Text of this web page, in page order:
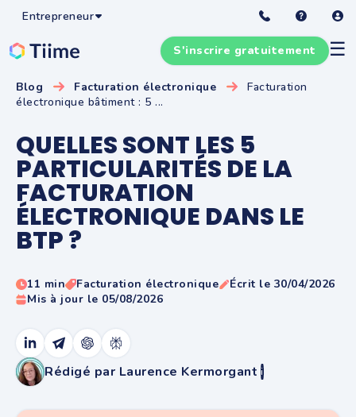
Entrepreneur
☰
S'inscrire gratuitement
Blog Facturation électronique
Facturation
électronique bâtiment : 5 ...
QUELLES SONT LES 5
PARTICULARITÉS DE LA
FACTURATION
ÉLECTRONIQUE DANS LE
BTP ?
11 min Facturation électronique
Écrit le 30/04/2026
Mis à jour le 05/08/2026
Rédigé par Laurence Kermorgant i